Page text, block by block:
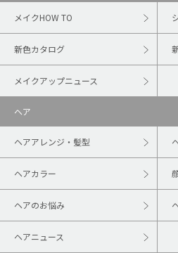
メイクHOW TO
新色カタログ
メイクアップニュース
ヘア
ヘアアレンジ・髪型
ヘアカラー
ヘアのお悩み
ヘアニュース